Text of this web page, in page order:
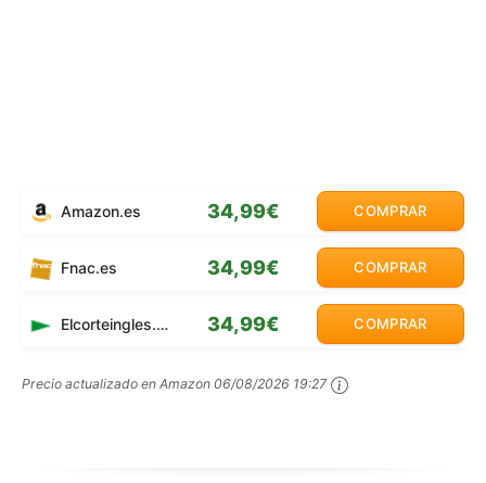
Amazon.es 34,99€ COMPRAR
Fnac.es 34,99€ COMPRAR
Elcorteingles.es 34,99€ COMPRAR
Precio actualizado en Amazon 06/08/2026 19:27